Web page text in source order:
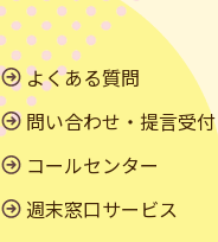
よくある質問
問い合わせ・提言受付
コールセンター
週末窓口サービス